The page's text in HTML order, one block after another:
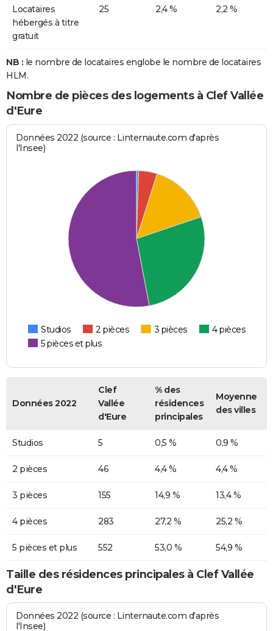
Locataires
hébergés à titre
gratuit
25 2,4 % 2,2 %
NB : le nombre de locataires englobe le nombre de locataires
HLM.
Nombre de pièces des logements à Clef Vallée
d'Eure
Données 2022 (source : Linternaute.com d'après
l'Insee)
Studios 2 pièces 3 pièces
4 pièces
5 pièces et plus
Données 2022
Clef
Vallée
d'Eure
% des
résidences
principales
Moyenne
des villes
Studios 5 0,5 % 0,9 %
2 pièces 46 4,4 % 4,4 %
3 pièces 155 14,9 % 13,4 %
4 pièces 283 27,2 % 25,2 %
5 pièces et plus 552 53,0 % 54,9 %
Taille des résidences principales à Clef Vallée
d'Eure
Données 2022 (source : Linternaute.com d'après
l'Insee)